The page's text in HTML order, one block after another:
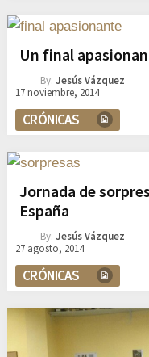
Un final
By: Jesús Vázquez
17 noviembre, 2014
CRÓNICAS
Jornada de
España
By: Jesús Vázquez
27 agosto, 2014
CRÓNICAS